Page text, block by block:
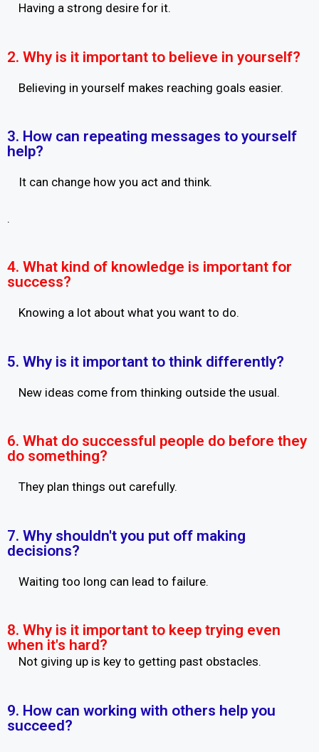
Having a strong desire for it.
2. Why is it important to believe in yourself?
Believing in yourself makes reaching goals easier.
3. How can repeating messages to yourself
help?
It can change how you act and think.
.
4. What kind of knowledge is important for
success?
Knowing a lot about what you want to do.
5. Why is it important to think differently?
New ideas come from thinking outside the usual.
6. What do successful people do before they
do something?
They plan things out carefully.
7. Why shouldn't you put off making
decisions?
Waiting too long can lead to failure.
8. Why is it important to keep trying even
when it's hard?
Not giving up is key to getting past obstacles.
9. How can working with others help you
succeed?